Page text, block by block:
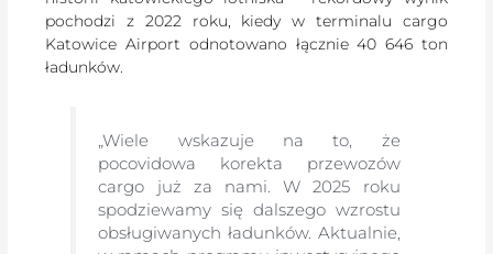
pochodzi z 2022 roku, kiedy w terminalu cargo
Katowice Airport odnotowano łącznie 40 646 ton
ładunków.
„Wiele wskazuje na to, że
pocovidowa korekta przewozów
cargo już za nami. W 2025 roku
spodziewamy się dalszego wzrostu
obsługiwanych ładunków. Aktualnie,